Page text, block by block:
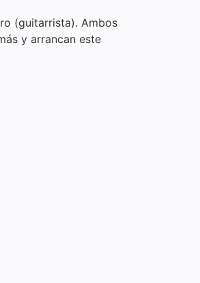
(guitarrista). Ambos
y arrancan este